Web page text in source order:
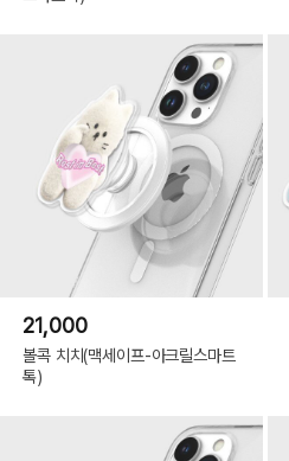
21,000
볼콕 치치(맥세이프-아크릴스마트
톡)